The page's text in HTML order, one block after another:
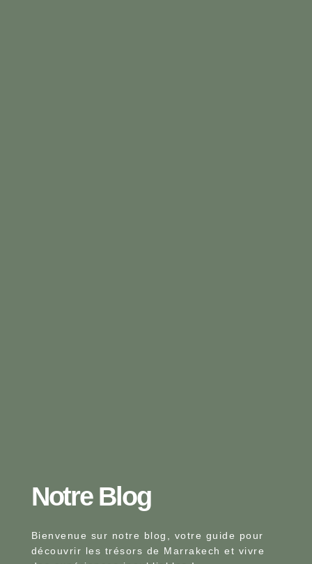
Notre Blog​
Bienvenue sur notre blog, votre guide pour
découvrir les trésors de Marrakech et vivre